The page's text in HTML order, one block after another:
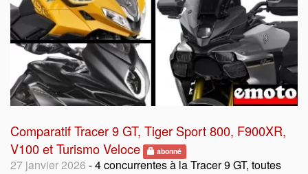
Comparatif Tracer 9 GT, Tiger Sport 800, F900XR,
V100 et Turismo Veloce
abonné
27 janvier 2026 - 4 concurrentes à la Tracer 9 GT, toutes